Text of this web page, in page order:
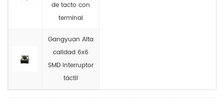
de tacto con
terminal
Gangyuan Alta
calidad 6x6
SMD interruptor
táctil